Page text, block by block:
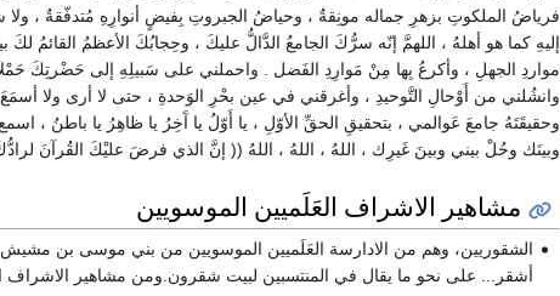
فرياضُ الملكوتِ بزهرِ جماله مونِقةٌ ، وحياضُ الجبروتِ بِفيضٍ أنوارِهِ مُتدفّقةٌ ،
إليهِ كما هو أهلهُ ، اللهمَّ إنّه سرُّكَ الجامعُ الدَّالُّ عليكَ ، وحِجابُكَ الأعظمُ القائمُ
مواردِ الجهلِ ، وأكرعُ بِها مِنْ مَوارِدِ الفَضل . واحملني على سَبيلِهِ إلى حَضْرتِكَ
وانشُلني من أَوْحالِ التَّوحيدِ ، وأغرقني في عين بحْرِ الوَحدةِ ، حتى لا أرى ولا
وحقيقَتَهُ جامعَ عَوالمي ، بتحقيقِ الحقِّ الأوّلِ ، يا أَوّلُ يا آَخِرُ يا ظاهِرُ يا باطنُ ،
وبينَك وحُلْ بيني وبينَ غَيرِك ، اللهُ ، اللهُ ، اللهُ (( إنَّ الذي فرضَ عليْكَ القُرآنَ
مشاهير الاشراف العَلَميين الموسويين
الشقوريين، وهم من الادارسة العَلَميين الموسويين من بني موسى بن مشيش
أشقر... على نحو ما يقال في المنتسبين لبيت شقرون.ومن مشاهير الاشراف